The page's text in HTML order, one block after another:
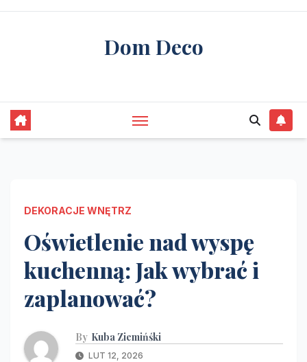
Skip
Dom Deco
DEKORACJE WNĘTRZ
Oświetlenie nad wyspę
kuchenną: Jak wybrać i
zaplanować?
By Kuba Ziemińśki
LUT 12, 2026